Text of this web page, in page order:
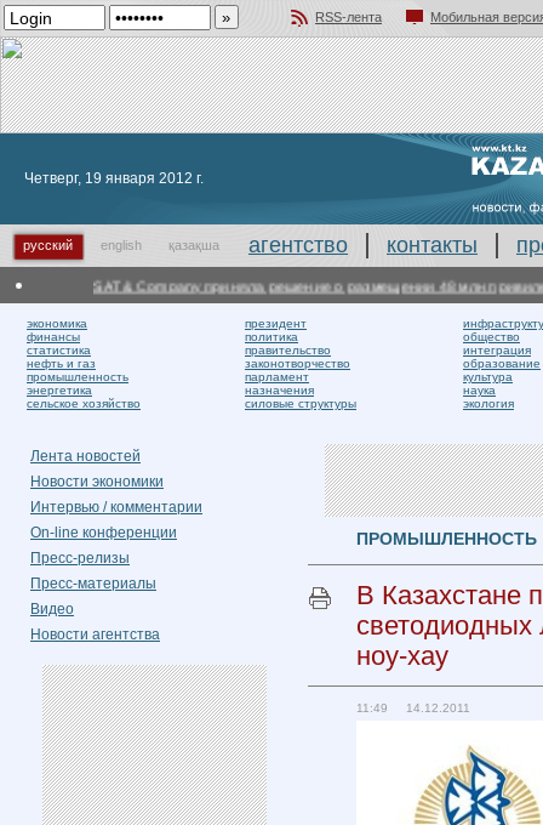
RSS-лента
Мобильная
Четверг, 19 января 2012 г.
русский english қазақша агентство контакты
SAT & Company приняла решение о размещении 48 млн
экономика
финансы
статистика
нефть и газ
промышленность
энергетика
сельское хозяйство
президент
политика
правительство
законотворчество
парламент
назначения
силовые структуры
общество
интеграция
образование
культура
наука
экология
Лента новостей
Новости экономики
Интервью / комментарии
On-line конференции
Пресс-релизы
Пресс-материалы
Видео
Новости агентства
ПРОМЫШЛЕННОСТЬ
В Казахстане
светодиодных
ноу-хау
11:49 14.12.2011